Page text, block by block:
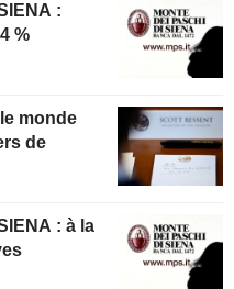
:
%
monde
de
: à la